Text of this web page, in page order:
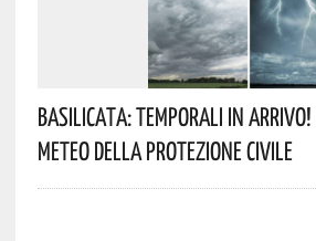
Basilicata: Temporali In
Meteo Della Protezione Civile